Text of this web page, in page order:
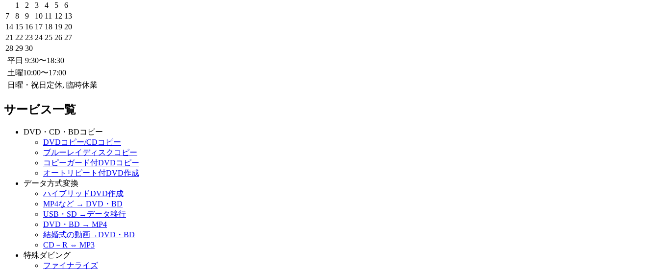
1
2 3 4 5
6
7
8 9 10 11 12 13
14 15 16 17 18 19 20
21 22 23 24 25 26 27
28 29 30
平日 9:30〜18:30
土曜10:00〜17:00
日曜・祝日定休, 臨時休業
サービス一覧
DVD・CD・BDコピー
DVDコピー/CDコピー
ブルーレイディスクコピー
コピーガード付DVDコピー
オートリピート付DVD作成
データ方式変換
ハイブリッドDVD作成
MP4など → DVD・BD
USB・SD →データ移行
DVD・BD → MP4
結婚式の動画→DVD・BD
CD－R ⇔ MP3
特殊ダビング
ファイナライズ